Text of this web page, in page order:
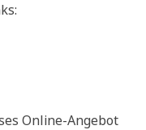
Online-Angebot